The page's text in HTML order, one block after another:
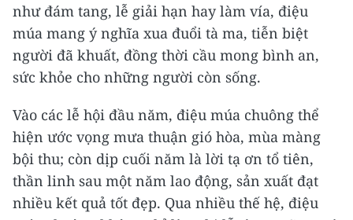
như đám tang, lễ giải hạn hay làm vía, điệu
múa mang ý nghĩa xua đuổi tà ma, tiễn biệt
người đã khuất, đồng thời cầu mong bình an,
sức khỏe cho những người còn sống.
Vào các lễ hội đầu năm, điệu múa chuông thể
hiện ước vọng mưa thuận gió hòa, mùa màng
bội thu; còn dịp cuối năm là lời tạ ơn tổ tiên,
thần linh sau một năm lao động, sản xuất đạt
nhiều kết quả tốt đẹp. Qua nhiều thế hệ, điệu